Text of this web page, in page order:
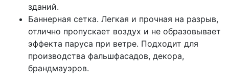
зданий.
Баннерная сетка. Легкая и прочная на разрыв,
отлично пропускает воздух и не образовывает
эффекта паруса при ветре. Подходит для
производства фальшфасадов, декора,
брандмауэров.